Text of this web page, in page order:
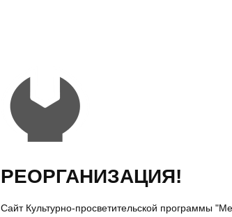
РЕОРГАНИЗАЦИЯ!
Сайт Культурно-просветительской программы